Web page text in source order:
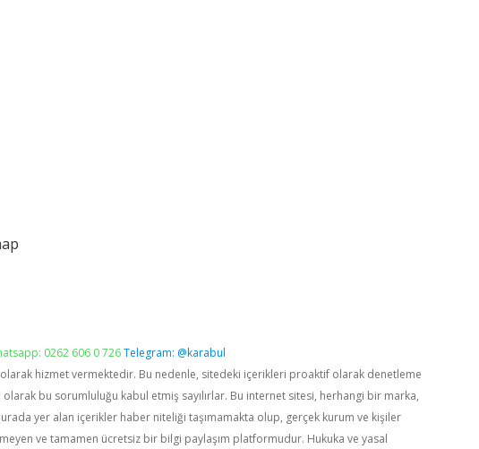
0262 606 0 726Telegram: @karabul
olarak hizmet vermektedir. Bu nedenle, sitedeki içerikleri proaktif olarak denetleme
bu sorumluluğu kabul etmiş sayılırlar. Bu internet sitesi, herhangi bir marka,
yer alan içerikler haber niteliği taşımamakta olup, gerçek kurum ve kişiler
ve tamamen ücretsiz bir bilgi paylaşım platformudur. Hukuka ve yasal